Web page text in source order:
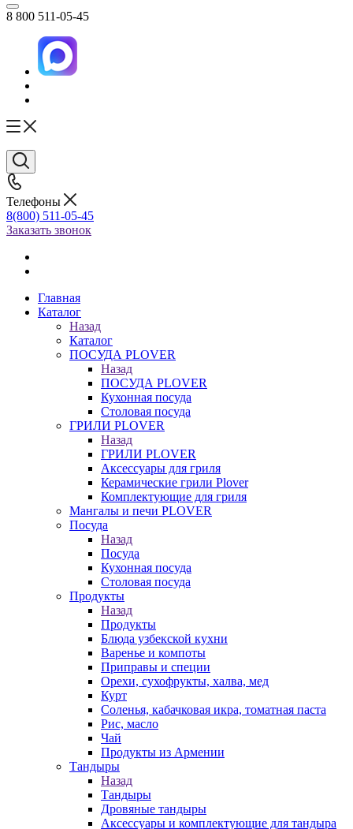
8 800 511-05-45
Телефоны
8(800) 511-05-45
Заказать звонок
Главная
Каталог
Назад
Каталог
ПОСУДА PLOVER
Назад
ПОСУДА PLOVER
Кухонная посуда
Столовая посуда
ГРИЛИ PLOVER
Назад
ГРИЛИ PLOVER
Аксессуары для гриля
Керамические грили Plover
Комплектующие для гриля
Мангалы и печи PLOVER
Посуда
Назад
Посуда
Кухонная посуда
Столовая посуда
Продукты
Назад
Продукты
Блюда узбекской кухни
Варенье и компоты
Приправы и специи
Орехи, сухофрукты, халва, мед
Курт
Соленья, кабачковая икра, томатная паста
Рис, масло
Чай
Продукты из Армении
Тандыры
Назад
Тандыры
Дровяные тандыры
Аксессуары и комплектующие для тандыра